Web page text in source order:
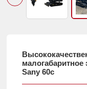
малогабаритное
Sany 60c